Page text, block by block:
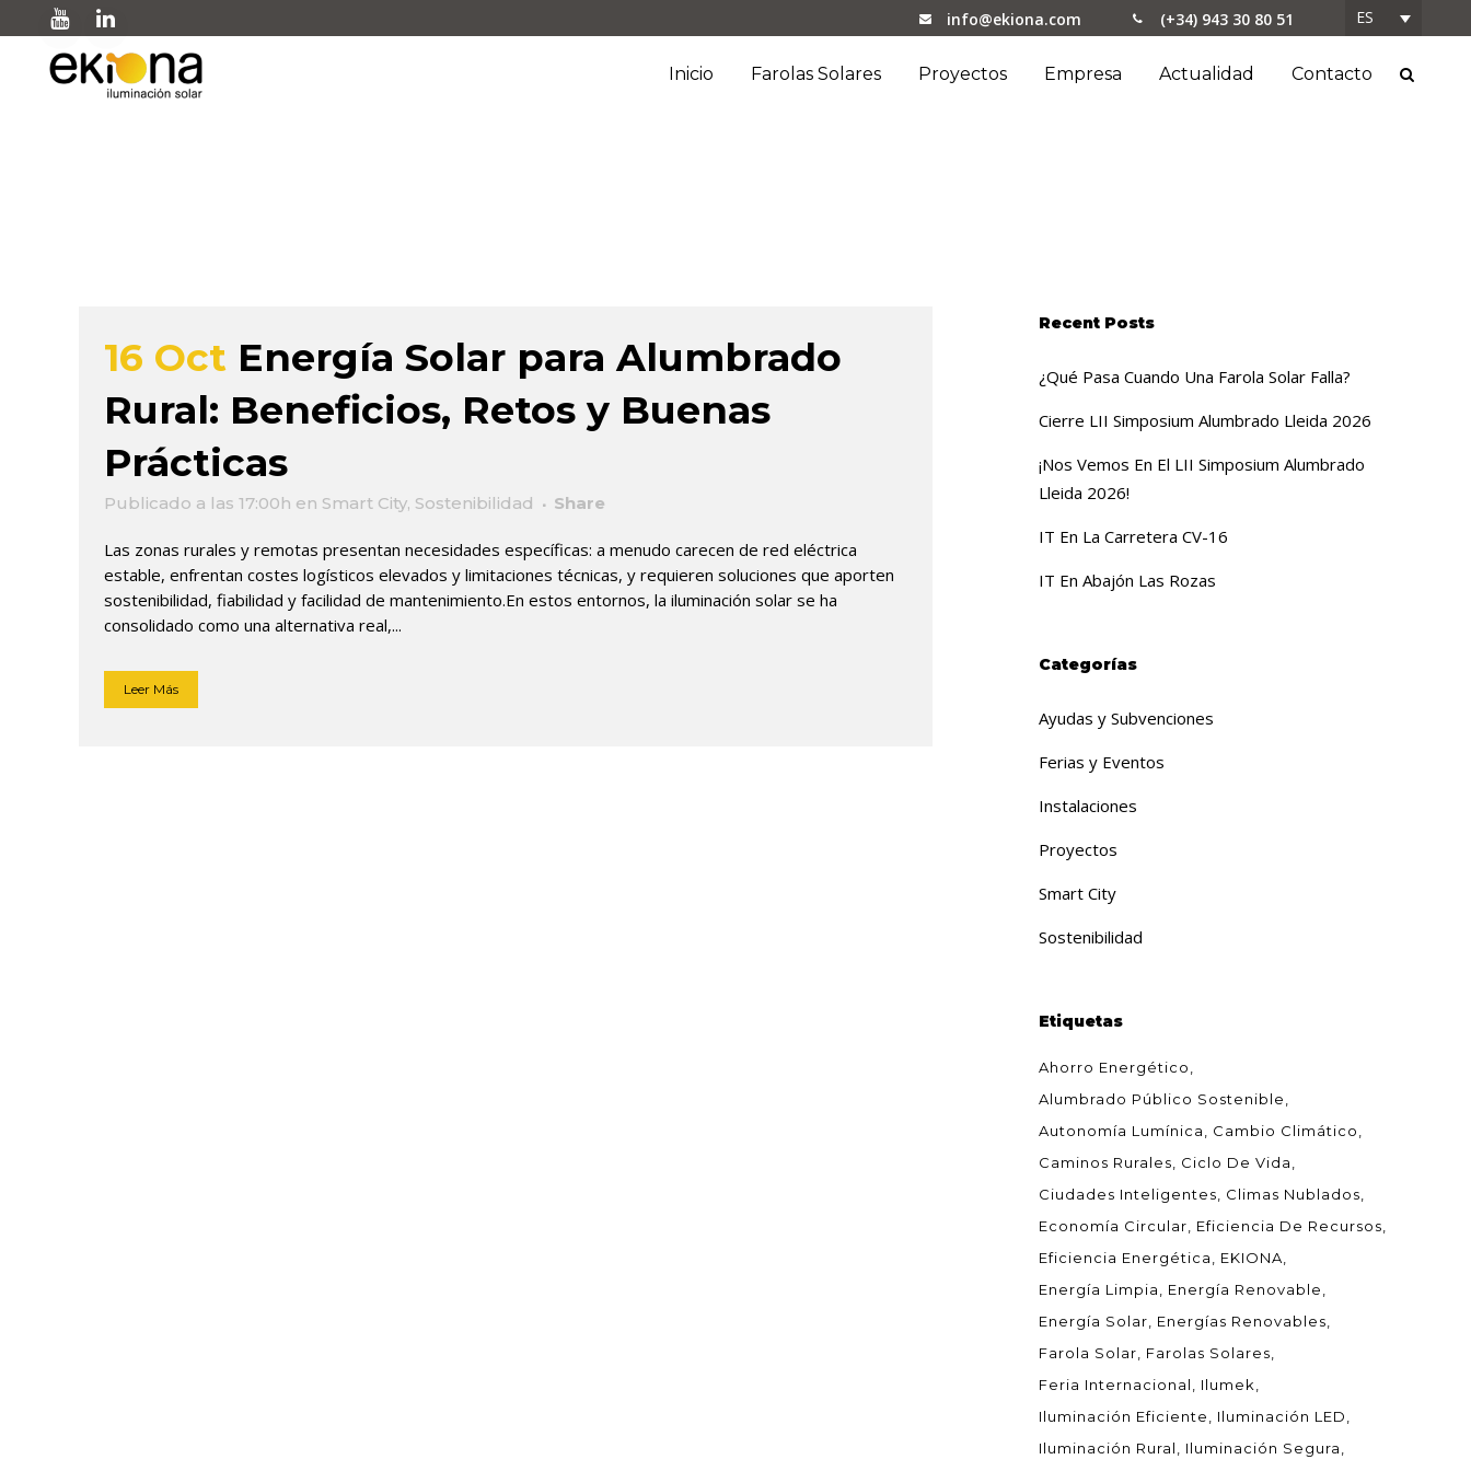
info@ekiona.com (+34) 943 30 80 51 ES
Inicio Farolas Solares Proyectos Empresa Actualidad Contacto
16 Oct Energía Solar para Alumbrado
Rural: Beneficios, Retos y Buenas
Prácticas
Publicado a las 17:00h en Smart City, Sostenibilidad Share
Las zonas rurales y remotas presentan necesidades específicas: a menudo carecen de red eléctrica
estable, enfrentan costes logísticos elevados y limitaciones técnicas, y requieren soluciones que aporten
sostenibilidad, fiabilidad y facilidad de mantenimiento.En estos entornos, la iluminación solar se ha
consolidado como una alternativa real,...
Leer Más
Recent Posts
¿Qué Pasa Cuando Una Farola Solar Falla?
Cierre LII Simposium Alumbrado Lleida 2026
¡Nos Vemos En El LII Simposium Alumbrado
Lleida 2026!
IT En La Carretera CV-16
IT En Abajón Las Rozas
Categorías
Ayudas y Subvenciones
Ferias y Eventos
Instalaciones
Proyectos
Smart City
Sostenibilidad
Etiquetas
Ahorro Energético
Alumbrado Público Sostenible
Autonomía Lumínica
Cambio Climático
Caminos Rurales
Ciclo De Vida
Ciudades Inteligentes
Climas Nublados
Economía Circular
Eficiencia De Recursos
Eficiencia Energética
EKIONA
Energía Limpia
Energía Renovable
Energía Solar
Energías Renovables
Farola Solar
Farolas Solares
Feria Internacional
Ilumek
Iluminación Eficiente
Iluminación LED
Iluminación Rural
Iluminación Segura